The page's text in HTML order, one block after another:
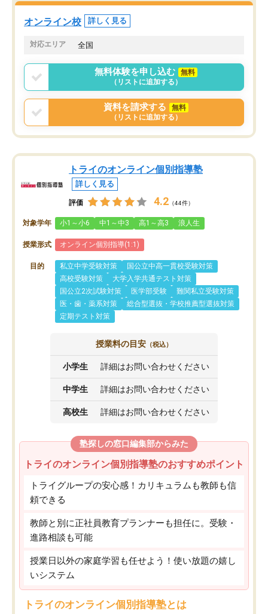
オンラインツールを使用した単語帳の
共有があり宿題もそちらで出される形
でした。
言う事で講師変更の申し出があり、あ
まりに短期での変更だった為、塾に通
う事にして退会しました。遅れも取り
戻せ、授業内容や講師の方は良かった
と思います。
くなってきたようなので
オンライン校 詳しく見る
対応エリア 全国
無料体験を申し込む
無料
（リストに追加する）
資料を請求する
無料
（リストに追加する）
トライのオンライン個別指導塾
詳しく見る
評価 4.2 （44件）
対象学年 小1～小6 中1～中3 高1～高3 浪人生
授業形式 オンライン個別指導(1:1)
目的 私立中学受験対策
国公立中高一貫校受験対策
高校受験対策
大学入学共通テスト対策
国公立2次試験対策
医学部受験
難関私立受験対策
医・歯・薬系対策
総合型選抜・学校推薦型選抜対策
定期テスト対策
授業料の目安 （税込）
小学生 詳細はお問い合わせください
中学生 詳細はお問い合わせください
高校生 詳細はお問い合わせください
塾探しの窓口編集部からみた
トライのオンライン個別指導塾のおすすめポイント
トライグループの安心感！カリキュラムも教師も信
頼できる
教師と別に正社員教育プランナーも担任に。受験・
進路相談も可能
授業日以外の家庭学習も任せよう！使い放題の嬉し
いシステム
トライのオンライン個別指導塾とは